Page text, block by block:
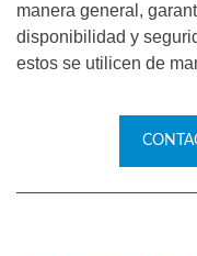
manera general,
disponibilidad y
estos se utilicen de